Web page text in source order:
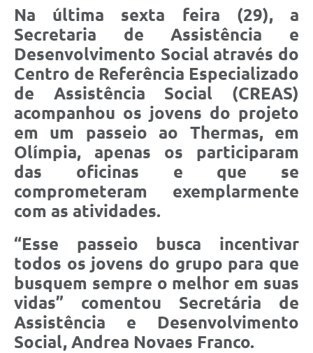
Galeria de Fotos
Galeria de Vídeos
Secretarias
Legislação
Serviços Online
Telefones Úteis
Sic
Notícias
Contato
Na última sexta feira (29), a
Secretaria de Assistência e
Desenvolvimento Social através do
Centro de Referência Especializado
de Assistência Social (CREAS)
acompanhou os jovens do projeto
em um passeio ao Thermas, em
Olímpia, apenas os participaram
das oficinas e que se
comprometeram exemplarmente
com as atividades.
“Esse passeio busca incentivar
todos os jovens do grupo para que
busquem sempre o melhor em suas
vidas” comentou Secretária de
Assistência e Desenvolvimento
Social, Andrea Novaes Franco.